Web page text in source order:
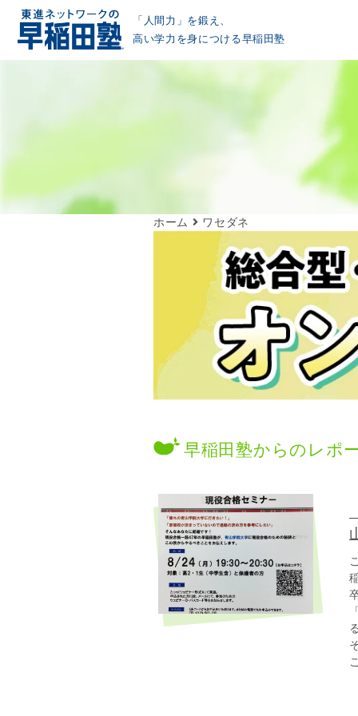
「人間力」を鍛え、
高い学力を身につける早稲田塾
ホーム ワセダネ
早稲田塾からのレポ